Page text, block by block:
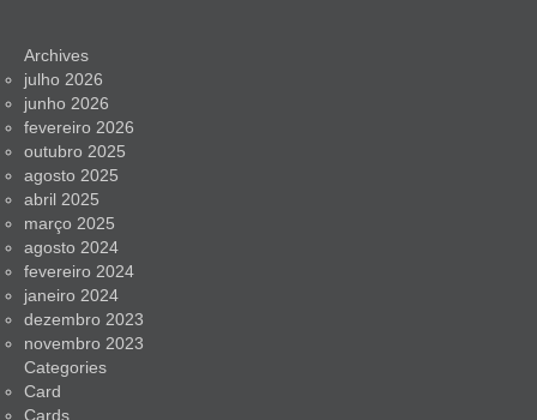
Archives
julho 2026
junho 2026
fevereiro 2026
outubro 2025
agosto 2025
abril 2025
março 2025
agosto 2024
fevereiro 2024
janeiro 2024
dezembro 2023
novembro 2023
Categories
Card
Cards